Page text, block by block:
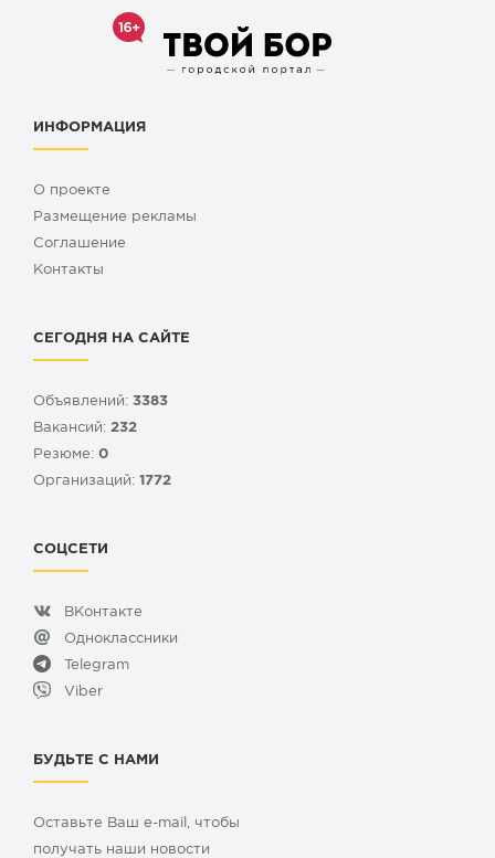
ИНФОРМАЦИЯ
О проекте
Размещение рекламы
Cоглашение
Контакты
СЕГОДНЯ НА САЙТЕ
Объявлений: 3383
Вакансий: 232
Резюме: 0
Организаций: 1772
СОЦСЕТИ
ВКонтакте
Одноклассники
Telegram
Viber
БУДЬТЕ С НАМИ
Оставьте Ваш e-mail, чтобы
получать наши новости